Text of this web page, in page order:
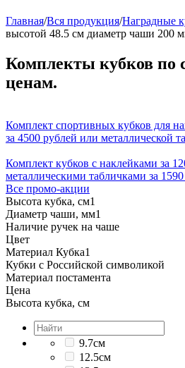
Главная/Вся продукция/Наградные
высотой 48.5 см диаметр чаши 200
Комплекты кубков
ценам.
Комплект спортивных кубков для
за 4500 рублей или металлической
Комплект кубков с наклейками за
металлическими табличками за
Все промо-акции
Высота кубка, см1
Диаметр чаши, мм1
Наличие ручек на чаше
Цвет
Материал Кубка1
Кубки с Российской символикой
Материал постамента
Цена
Высота кубка, см
9.7см
12.5см